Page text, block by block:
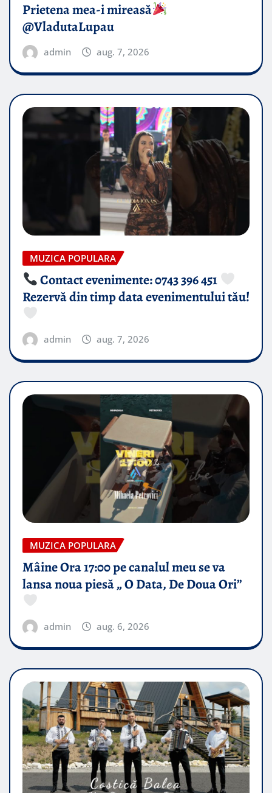
Prietena mea-i mireasă​
@VladutaLupau
admin aug. 7, 2026
MUZICA POPULARA
Contact evenimente: 0743 396 451
Rezervă din timp data evenimentului tău!
admin aug. 7, 2026
MUZICA POPULARA
Mâine Ora 17:00 pe canalul meu se va
lansa noua piesă „ O Data, De Doua Ori”
admin aug. 6, 2026